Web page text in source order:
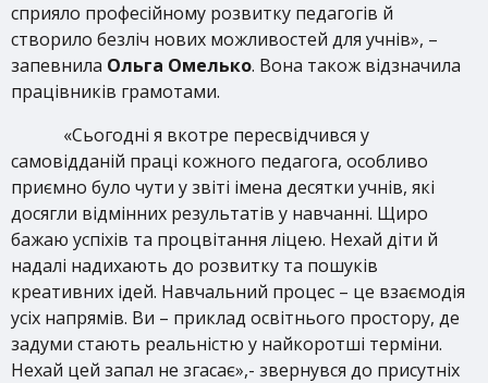
сприяло професійному розвитку педагогів й
створило безліч нових можливостей для учнів», –
запевнила Ольга Омелько. Вона також відзначила
працівників грамотами.
«Сьогодні я вкотре пересвідчився у
самовідданій праці кожного педагога, особливо
приємно було чути у звіті імена десятки учнів, які
досягли відмінних результатів у навчанні. Щиро
бажаю успіхів та процвітання ліцею. Нехай діти й
надалі надихають до розвитку та пошуків
креативних ідей. Навчальний процес – це взаємодія
усіх напрямів. Ви – приклад освітнього простору, де
задуми стають реальністю у найкоротші терміни.
Нехай цей запал не згасає»,- звернувся до присутніх